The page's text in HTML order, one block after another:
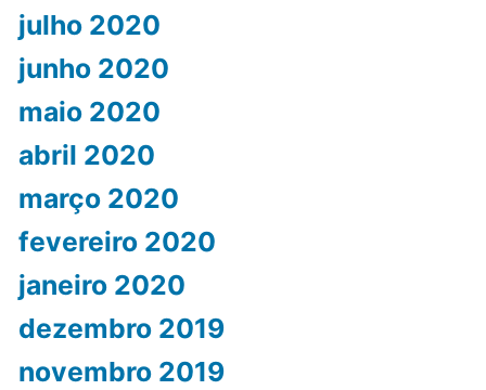
julho 2020
junho 2020
maio 2020
abril 2020
março 2020
fevereiro 2020
janeiro 2020
dezembro 2019
novembro 2019